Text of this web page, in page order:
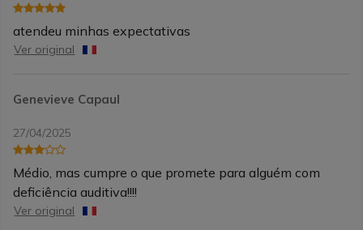
atendeu minhas expectativas
Ver original
Genevieve Capaul
27/04/2025
Médio, mas cumpre o que promete para alguém com
deficiência auditiva!!!!
Ver original